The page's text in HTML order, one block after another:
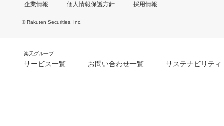
企業情報 個人情報保護方針 採用情報
© Rakuten Securities, Inc.
楽天グループ
サービス一覧 お問い合わせ一覧 サステナビリティ